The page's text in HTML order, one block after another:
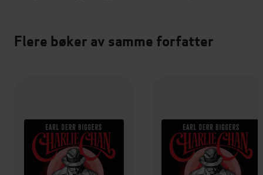
Flere bøker av samme forfatter